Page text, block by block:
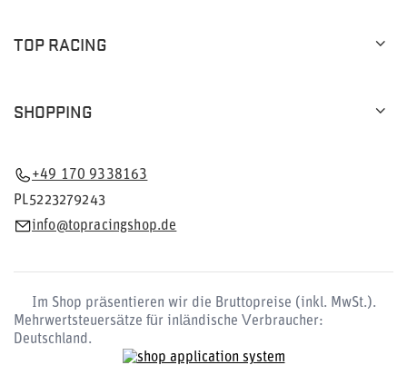
TOP RACING
SHOPPING
+49 170 9338163
PL5223279243
info@topracingshop.de
Im Shop präsentieren wir die Bruttopreise (inkl. MwSt.).
Mehrwertsteuersätze für inländische Verbraucher:
Deutschland.